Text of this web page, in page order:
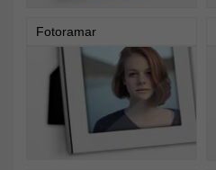
Fotoramar